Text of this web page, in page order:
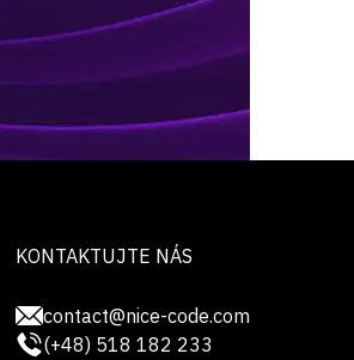
KONTAKTUJTE NÁS
contact@nice-code.com
(+48) 518 182 233